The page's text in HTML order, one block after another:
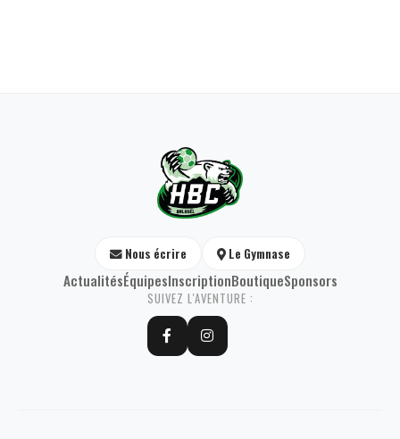
Nous écrire Le Gymnase
ActualitésÉquipesInscriptionBoutiqueSponsors
SUIVEZ L'AVENTURE :